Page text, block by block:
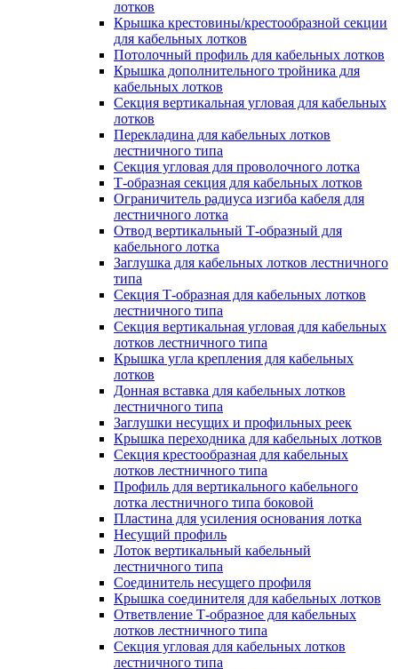
лотков
Крышка крестовины/крестообразной секции
для кабельных лотков
Потолочный профиль для кабельных лотков
Крышка дополнительного тройника для
кабельных лотков
Секция вертикальная угловая для кабельных
лотков
Перекладина для кабельных лотков
лестничного типа
Секция угловая для проволочного лотка
Т-образная секция для кабельных лотков
Ограничитель радиуса изгиба кабеля для
лестничного лотка
Отвод вертикальный Т-образный для
кабельного лотка
Заглушка для кабельных лотков лестничного
типа
Секция Т-образная для кабельных лотков
лестничного типа
Секция вертикальная угловая для кабельных
лотков лестничного типа
Крышка угла крепления для кабельных
лотков
Донная вставка для кабельных лотков
лестничного типа
Заглушки несущих и профильных реек
Крышка переходника для кабельных лотков
Секция крестообразная для кабельных
лотков лестничного типа
Профиль для вертикального кабельного
лотка лестничного типа боковой
Пластина для усиления основания лотка
Несущий профиль
Лоток вертикальный кабельный
лестничного типа
Соединитель несущего профиля
Крышка соединителя для кабельных лотков
Ответвление Т-образное для кабельных
лотков лестничного типа
Секция угловая для кабельных лотков
лестничного типа